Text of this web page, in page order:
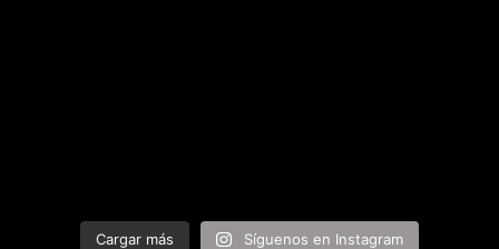
Cargar más Síguenos en Instagram